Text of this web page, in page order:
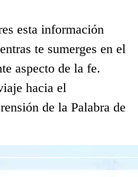
esta información
te sumerges en el
aspecto de la fe.
hacia el
de la Palabra de